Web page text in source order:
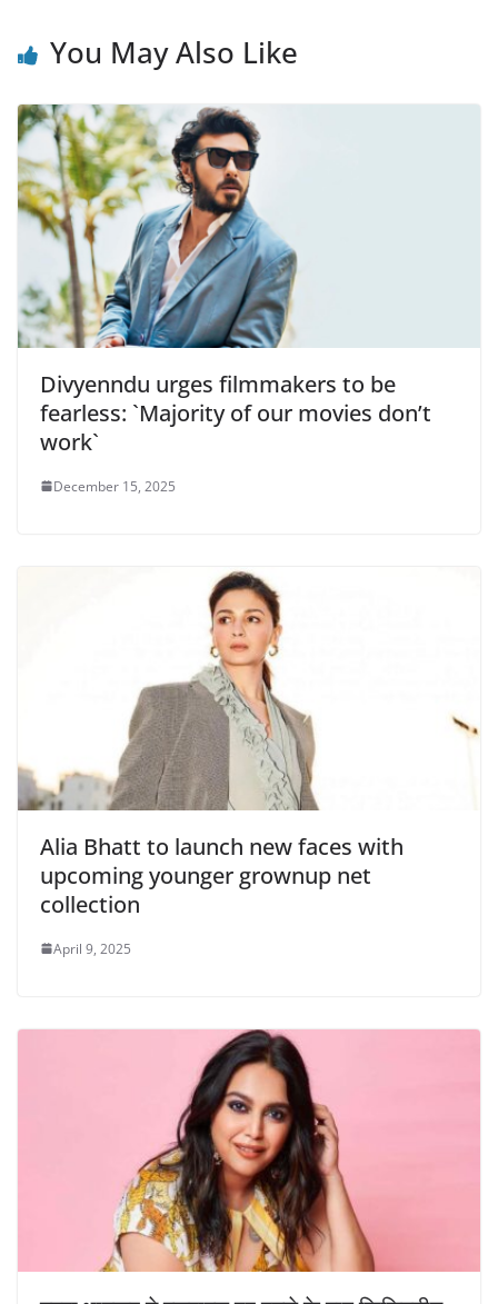
You May Also Like
Divyenndu urges filmmakers to be
fearless: `Majority of our movies don’t
work`
December 15, 2025
Alia Bhatt to launch new faces with
upcoming younger grownup net
collection
April 9, 2025